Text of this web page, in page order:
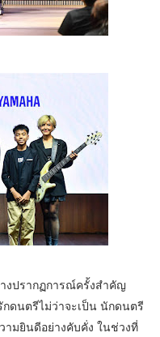
งปรากฏการณ์ครั้งสำคัญ
ดนตรีไม่ว่าจะเป็น นักดนตรี
มยินดีอย่างคับคั่ง ในช่วงที่